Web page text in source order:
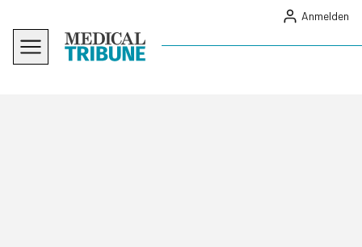
Anmelden